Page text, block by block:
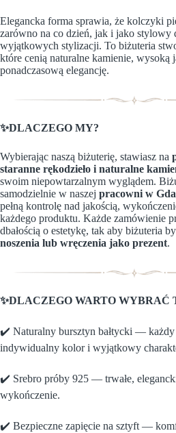
Elegancka forma sprawia, że kolczyki
zarówno na co dzień, jak i jako stylowy
wyjątkowych stylizacji. To biżuteria
które cenią naturalne kamienie, wysoką
ponadczasową elegancję.
✨DLACZEGO MY?
Wybierając naszą biżuterię, stawiasz na
staranne rękodzieło i naturalne
swoim niepowtarzalnym wyglądem.
samodzielnie w naszej pracowni w
pełną kontrolę nad jakością,
każdego produktu. Każde zamówienie
dbałością o estetykę, tak aby biżuteria
noszenia lub wręczenia jako prezent.
✨DLACZEGO WARTO WYBRAĆ
✔️ Naturalny bursztyn bałtycki — każdy
indywidualny kolor i wyjątkowy
✔️ Srebro próby 925 — trwałe,
wykończenie.
✔️ Bezpieczne zapięcie na sztyft —